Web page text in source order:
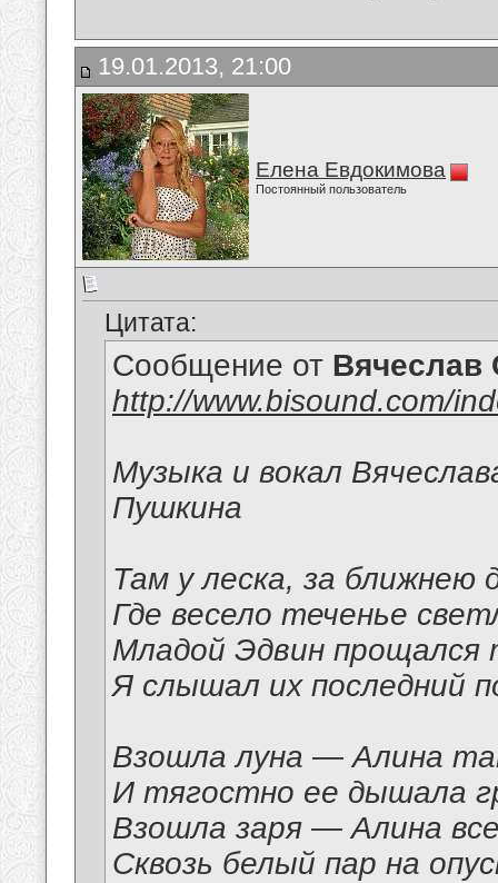
19.01.2013, 21:00
Елена Евдокимова
Постоянный пользователь
Цитата:
Сообщение от Вячеслав
http://www.bisound.com/
Музыка и вокал
Пушкина
Там у леска, за ближнею
Где весело теченье
Младой Эдвин прощался
Я слышал их последний
Взошла луна — Алина
И тягостно ее дышала
Взошла заря — Алина
Сквозь белый пар на